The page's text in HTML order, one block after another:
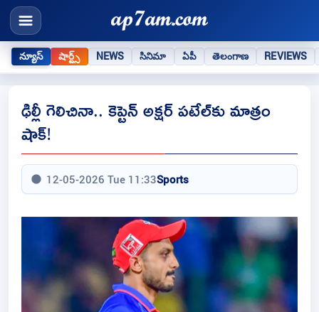
న్యూస్ షార్ట్స్ NEWS సినిమా ఏపీ తెలంగాణ REVIEWS
ఢిల్లీ గెలిచినా.. కెప్టెన్ అక్షర్ పటేల్‌కు మాత్రం
షాక్!
12-05-2026 Tue 11:33Sports